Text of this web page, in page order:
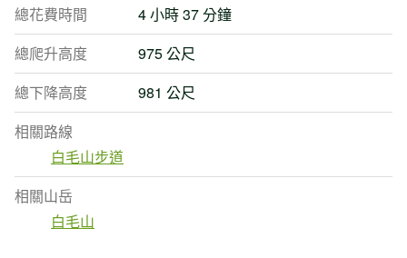
總花費時間
4 小時 37 分鐘
總爬升高度
975 公尺
總下降高度
981 公尺
相關路線
白毛山步道
相關山岳
白毛山